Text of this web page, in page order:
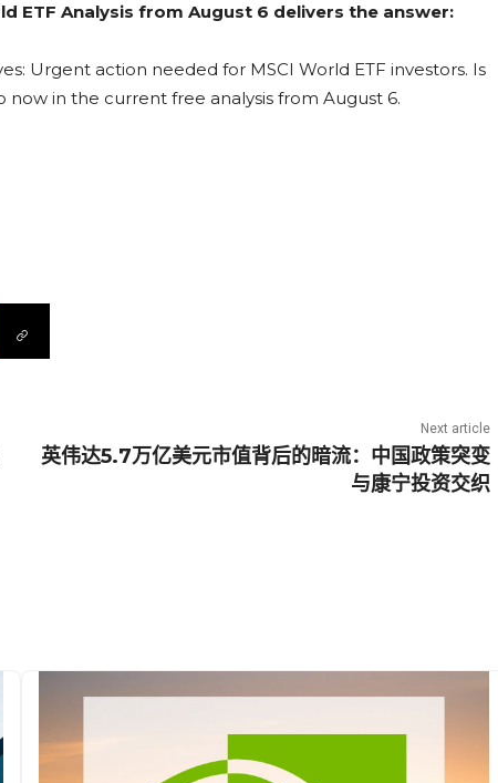
ETF Analysis from August 6 delivers the answer:
Urgent action needed for MSCI World ETF investors. Is
in the current free analysis from August 6.
Next article
英伟达5.7万亿美元市值背后的暗流：中国政策突变
与康宁投资交织